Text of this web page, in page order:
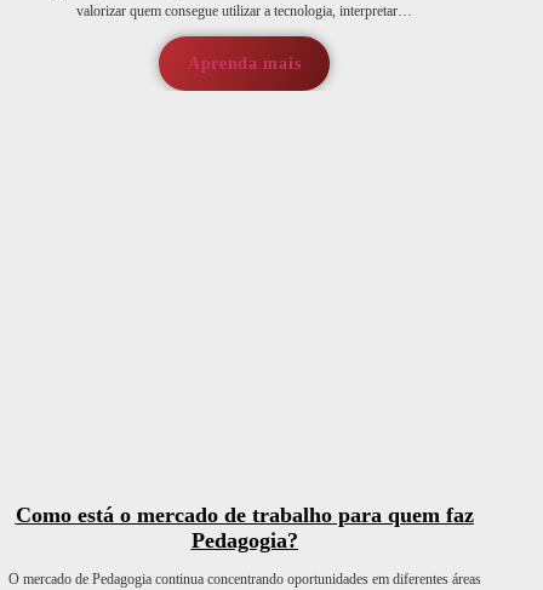
valorizar quem consegue utilizar a tecnologia, interpretar…
Aprenda mais
Como está o mercado de trabalho para quem faz
Pedagogia?
O mercado de Pedagogia continua concentrando oportunidades em diferentes áreas